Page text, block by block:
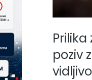
Prilika
poziv